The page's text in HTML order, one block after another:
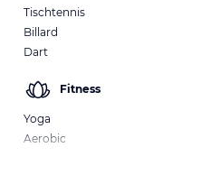
Tischtennis
Billard
Dart
Fitness
Yoga
Aerobic